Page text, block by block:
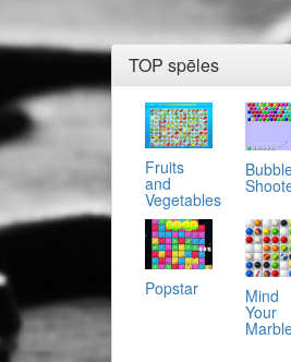
TOP spēles
Fruits
and
Vegetables
Popstar Mind
Your